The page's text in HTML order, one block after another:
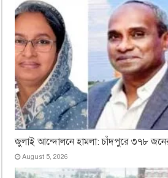
জুলাই আন্দোলনে হামলা: চাঁদপুরে ৩৭৮ জনের
August 5, 2026